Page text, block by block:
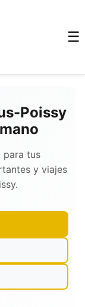
☰
Poissy
para tus
y viajes